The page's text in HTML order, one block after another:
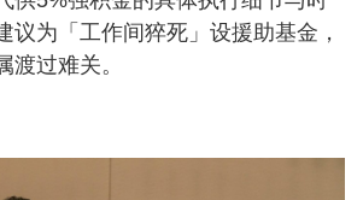
议为「工作间猝死」设援助基金，
渡过难关。